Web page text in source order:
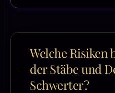
Welche Risiken
der Stäbe und
Schwerter?